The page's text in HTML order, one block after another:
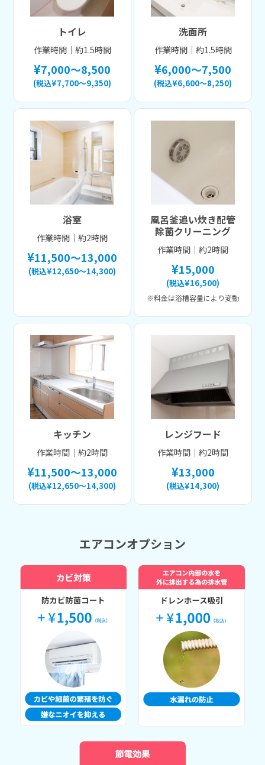
トイレ
作業時間｜約1.5時間
7,000～8,500
(税込¥7,700～9,350)
洗面所
作業時間｜約1.5時間
6,000～7,500
(税込¥6,600～8,250)
浴室
作業時間｜約2時間
11,500～13,000
(税込¥12,650～14,300)
風呂釜追い炊き配管
除菌クリーニング
作業時間｜約2時間
15,000
(税込¥16,500)
※料金は浴槽容量により変動
キッチン
作業時間｜約2時間
11,500～13,000
(税込¥12,650～14,300)
レンジフード
作業時間｜約2時間
13,000
(税込¥14,300)
エアコンオプション